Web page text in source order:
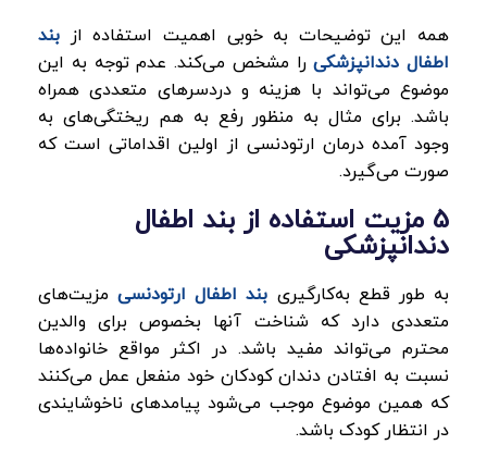
همه این توضیحات به خوبی اهمیت استفاده از بند
اطفال دندانپزشکیرا مشخص می‌کند. عدم توجه به این
موضوع می‌تواند با هزینه و دردسرهای متعددی همراه
باشد. برای مثال به منظور رفع به هم ریختگی‌های به
وجود آمده درمان ارتودنسی از اولین اقداماتی است که
صورت می‌گیرد.
5 مزیت استفاده از بند اطفال
دندانپزشکی
به طور قطع به‌کارگیری بند اطفال ارتودنسیمزیت‌های
متعددی دارد که شناخت آنها بخصوص برای والدین
محترم می‌تواند مفید باشد. در اکثر مواقع خانواده‌ها
نسبت به افتادن دندان کودکان خود منفعل عمل می‌کنند
که همین موضوع موجب می‌شود پیامدهای ناخوشایندی
در انتظار کودک باشد.